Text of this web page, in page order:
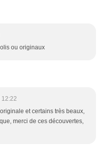
ou originaux
12:22
et certains très beaux,
merci de ces découvertes,